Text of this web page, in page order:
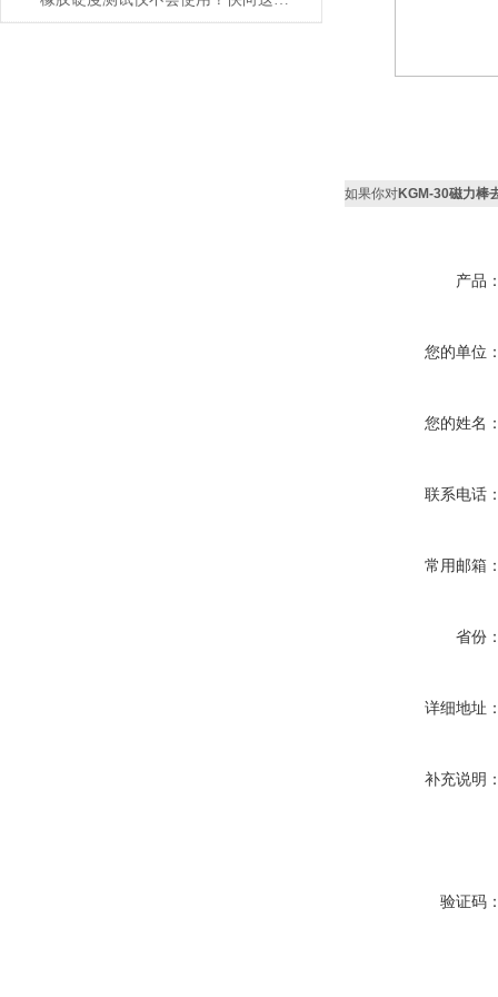
如果你对KGM-30磁力棒
产品
您的单位
您的姓名
联系电话
常用邮箱
省份
详细地址
补充说明
验证码